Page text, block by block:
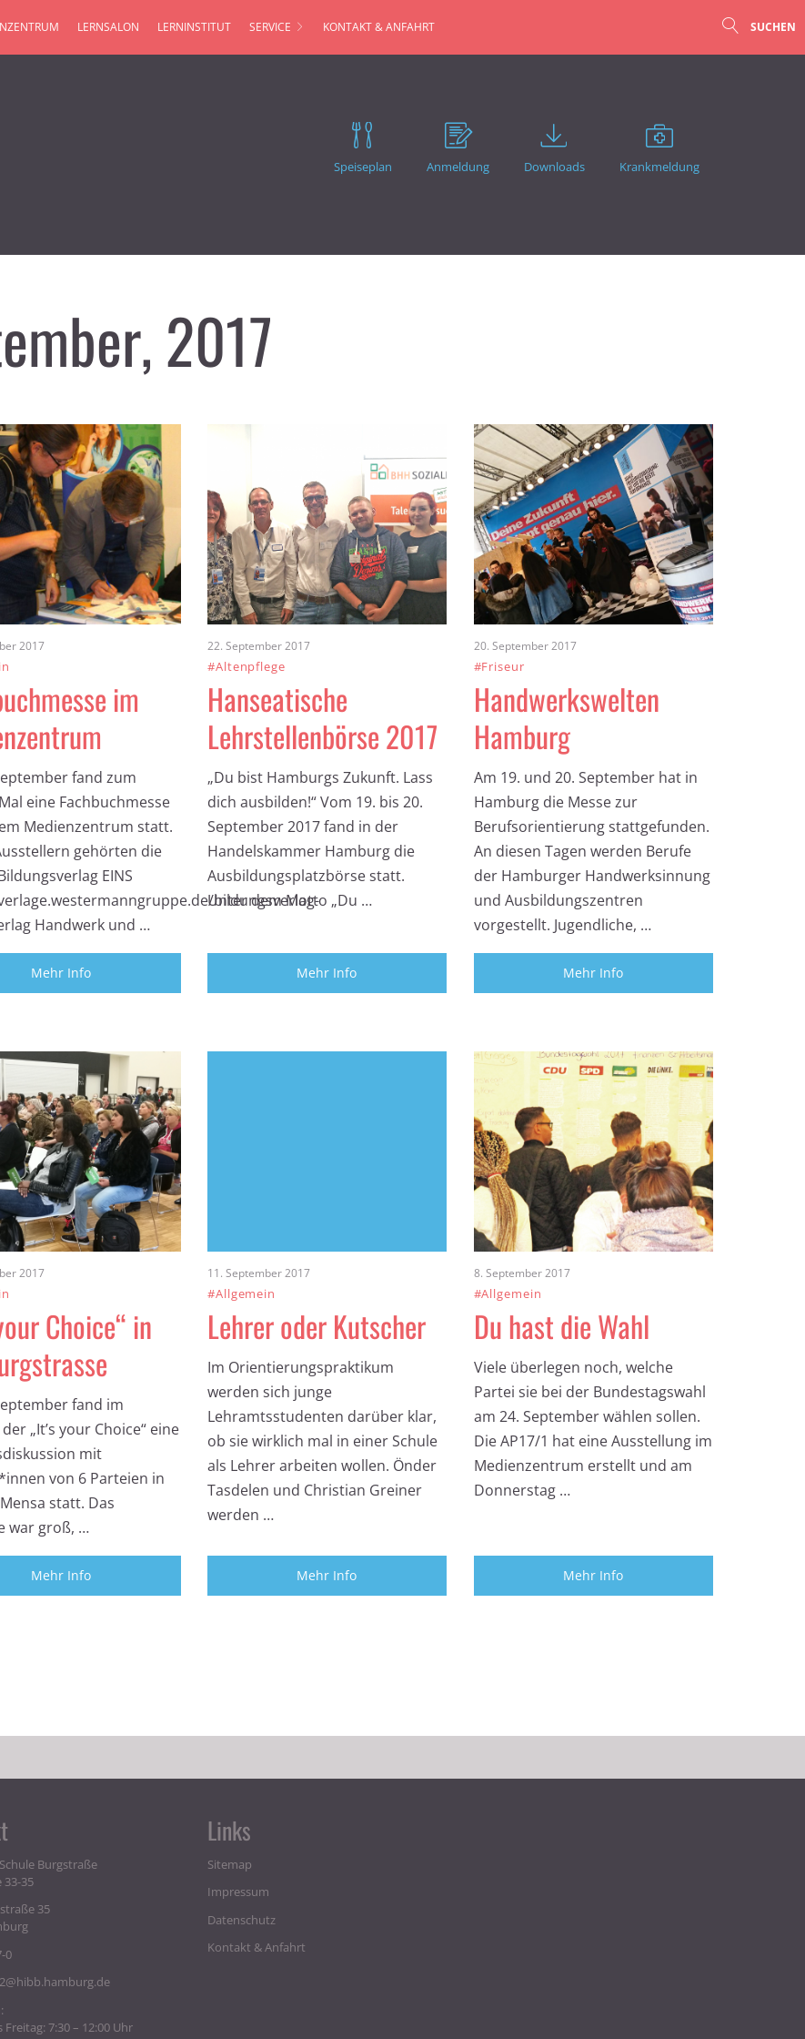
LERNSALON LERNINSTITUT SERVICE KONTAKT & ANFAHRT SUCHEN
Speiseplan Anmeldung Downloads Krankmeldung
2017
2017
im
fand zum
eine Fachbuchmesse
Medienzentrum statt.
gehörten die
EINS
bildungsverlag-
Handwerk und …
Mehr Info
22. September 2017
#Altenpflege
Hanseatische
Lehrstellenbörse 2017
„Du bist Hamburgs Zukunft. Lass
dich ausbilden!“ Vom 19. bis 20.
September 2017 fand in der
Handelskammer Hamburg die
Ausbildungsplatzbörse statt.
Unter dem Motto „Du …
Mehr Info
20. September 2017
#Friseur
Handwerkswelten
Hamburg
Am 19. und 20. September hat in
Hamburg die Messe zur
Berufsorientierung stattgefunden.
An diesen Tagen werden Berufe
der Hamburger Handwerksinnung
und Ausbildungszentren
vorgestellt. Jugendliche, …
Mehr Info
2017
Choice“ in
fand im
„It’s your Choice“ eine
mit
von 6 Parteien in
statt. Das
war groß, …
Mehr Info
11. September 2017
#Allgemein
Lehrer oder Kutscher
Im Orientierungspraktikum
werden sich junge
Lehramtsstudenten darüber klar,
ob sie wirklich mal in einer Schule
als Lehrer arbeiten wollen. Önder
Tasdelen und Christian Greiner
werden …
Mehr Info
8. September 2017
#Allgemein
Du hast die Wahl
Viele überlegen noch, welche
Partei sie bei der Bundestagswahl
am 24. September wählen sollen.
Die AP17/1 hat eine Ausstellung im
Medienzentrum erstellt und am
Donnerstag …
Mehr Info
Burgstraße
33-35
35
0
7:30 – 12:00 Uhr
Links
Sitemap
Impressum
Datenschutz
Kontakt & Anfahrt